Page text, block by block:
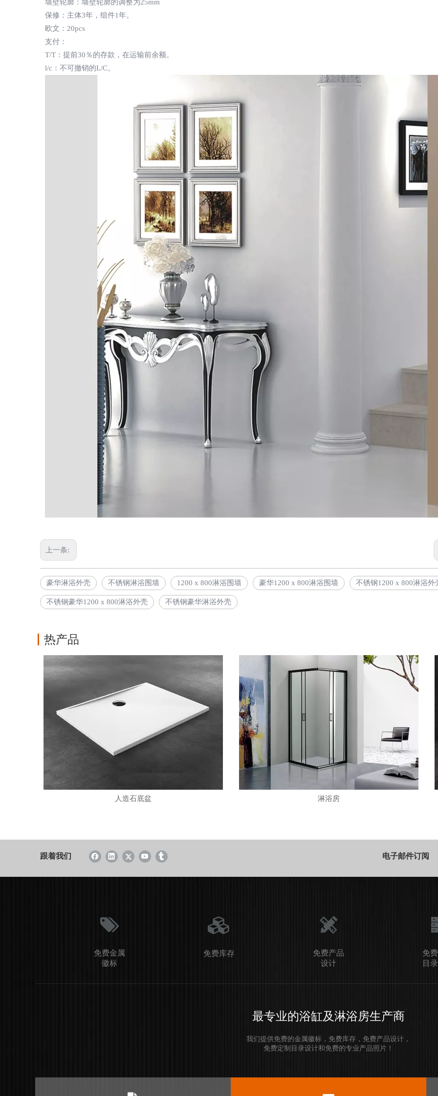
墙壁轮廓：墙壁轮廓的调整为25mm
保修：主体3年，组件1年。
欧文：20pcs
支付：
T/T：提前30％的存款，在运输前余额。
l/c：不可撤销的L/C。
上一条:
豪华淋浴外壳 不锈钢淋浴围墙 1200 x 800淋浴围墙 豪华1200 x 800淋浴围墙 不锈钢1200 x 800淋浴外
不锈钢豪华1200 x 800淋浴外壳 不锈钢豪华淋浴外壳
热产品
人造石底盆 淋浴房
跟着我们 电子邮件订阅
免费金属
徽标
免费库存
免费产品
设计
免
目
最专业的浴缸及淋浴房生产商
我们提供免费的金属徽标，免费库存，免费产品设计，
免费定制目录设计和免费的专业产品照片！